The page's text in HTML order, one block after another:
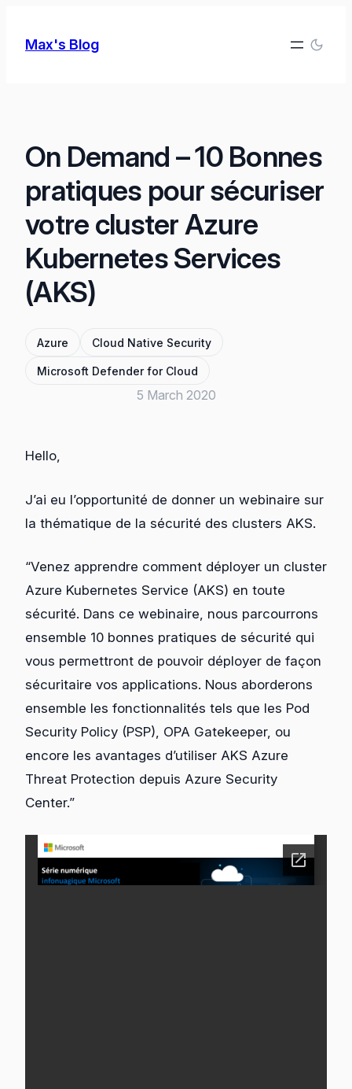
Max's Blog
On Demand – 10 Bonnes
pratiques pour sécuriser
votre cluster Azure
Kubernetes Services
(AKS)
Azure Cloud Native Security
Microsoft Defender for Cloud
5 March 2020
Hello,
J’ai eu l’opportunité de donner un webinaire sur
la thématique de la sécurité des clusters AKS.
“Venez apprendre comment déployer un cluster
Azure Kubernetes Service (AKS) en toute
sécurité. Dans ce webinaire, nous parcourrons
ensemble 10 bonnes pratiques de sécurité qui
vous permettront de pouvoir déployer de façon
sécuritaire vos applications. Nous aborderons
ensemble les fonctionnalités tels que les Pod
Security Policy (PSP), OPA Gatekeeper, ou
encore les avantages d’utiliser AKS Azure
Threat Protection depuis Azure Security
Center.”